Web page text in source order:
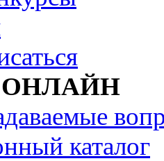
ОНЛАЙН
каталог